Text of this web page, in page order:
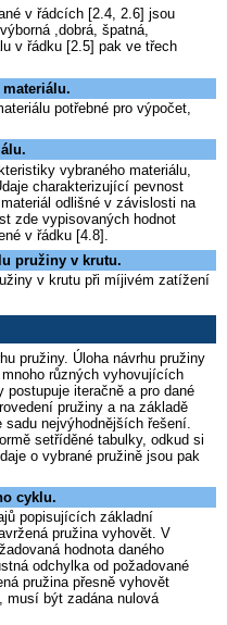
v řádcích [2.4, 2.6] jsou
,dobrá, špatná,
v řádku [2.5] pak ve třech
potřebné pro výpočet,
vybraného materiálu,
charakterizující pevnost
odlišné v závislosti na
zde vypisovaných hodnot
v řádku [4.8].
pružiny v krutu.
v krutu při míjivém zatížení
pružiny. Úloha návrhu pružiny
různých vyhovujících
postupuje iteračně a pro dané
pružiny a na základě
nejvýhodnějších řešení.
setříděné tabulky, odkud si
o vybrané pružině jsou pak
cyklu.
popisujících základní
pružina vyhovět. V
hodnota daného
odchylka od požadované
pružina přesně vyhovět
musí být zadána nulová